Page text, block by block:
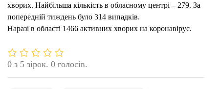
хворих. Найбільша кількість в обласному центрі – 279. За
попередній тиждень було 314 випадків.
Наразі в області 1466 активних хворих на коронавірус.
0 з 5 зірок. 0 голосів.